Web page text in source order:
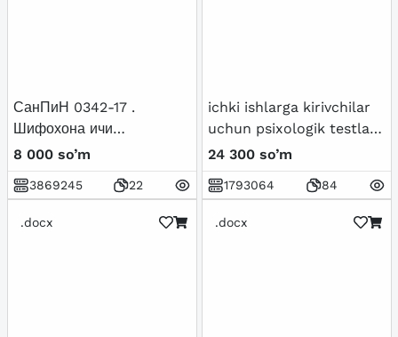
СанПиН 0342-17 .
Шифохона ичи
инфекциялари
профилактикаси бўйича
амалдаги 0304-12-сонли
санитария қоида ва
8 000 so’m
3869245 22
ichki ishlarga kirivchilar
uchun psixologik testlar
to`plami
24 300 so’m
1793064 84
.docx .docx